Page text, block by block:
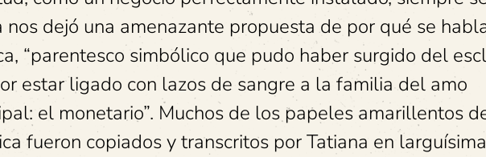
nos dejó una amenazante propuesta de por qué se
“parentesco simbólico que pudo haber surgido del
estar ligado con lazos de sangre a la familia del amo
el monetario”. Muchos de los papeles amarillentos
fueron copiados y transcritos por Tatiana en